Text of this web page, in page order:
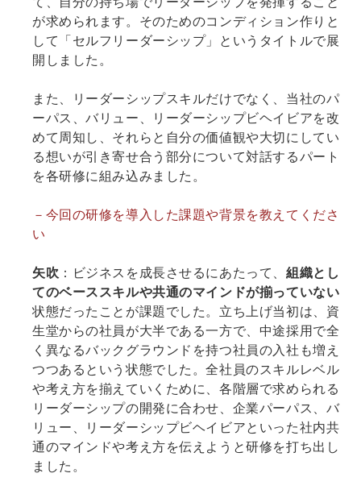
が求められます。そのためのコンディション作りと
して「セルフリーダーシップ」というタイトルで展
開しました。
また、リーダーシップスキルだけでなく、当社のパ
ーパス、バリュー、リーダーシップビヘイビアを改
めて周知し、それらと自分の価値観や大切にしてい
る想いが引き寄せ合う部分について対話するパート
を各研修に組み込みました。
－今回の研修を導入した課題や背景を教えてくださ
い
矢吹 ：ビジネスを成長させるにあたって、 組織とし
てのベーススキルや共通のマインドが揃っていない
状態だったことが課題でした。立ち上げ当初は、資
生堂からの社員が大半である一方で、中途採用で全
く異なるバックグラウンドを持つ社員の入社も増え
つつあるという状態でした。全社員のスキルレベル
や考え方を揃えていくために、各階層で求められる
リーダーシップの開発に合わせ、企業パーパス、バ
リュー、リーダーシップビヘイビアといった社内共
通のマインドや考え方を伝えようと研修を打ち出し
ました。